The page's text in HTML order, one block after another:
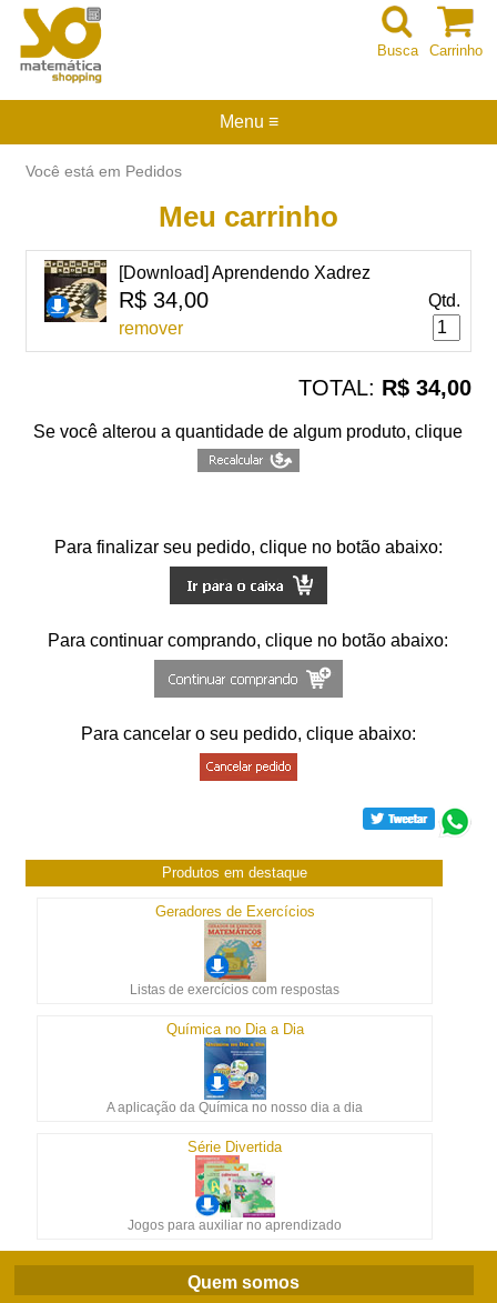
Carrinho
Busca
Menu ≡
Você está em Pedidos
Meu carrinho
[Download] Aprendendo Xadrez
R$ 34,00
remover
Qtd.
TOTAL: R$ 34,00
Se você alterou a quantidade de algum produto, clique
Para finalizar seu pedido, clique no botão abaixo:
Para continuar comprando, clique no botão abaixo:
Para cancelar o seu pedido, clique abaixo:
Produtos em destaque
Geradores de Exercícios
Listas de exercícios com respostas
Química no Dia a Dia
A aplicação da Química no nosso dia a dia
Série Divertida
Jogos para auxiliar no aprendizado
Quem somos